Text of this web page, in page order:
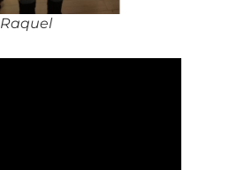
Raquel